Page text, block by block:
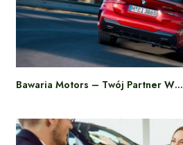
Bawaria Motors – Twój Partner W…